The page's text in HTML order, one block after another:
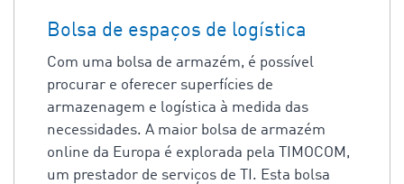
Bolsa de espaços de logística
Com uma bolsa de armazém, é possível
procurar e oferecer superfícies de
armazenagem e logística à medida das
necessidades. A maior bolsa de armazém
online da Europa é explorada pela TIMOCOM,
um prestador de serviços de TI. Esta bolsa